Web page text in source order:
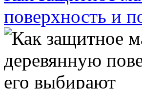
поверхность и